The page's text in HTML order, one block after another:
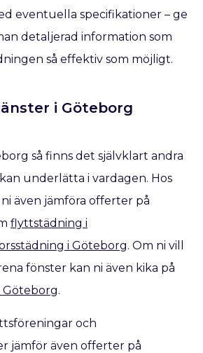
eventuella specifikationer – ge
detaljerad information som
så effektiv som möjligt.
i Göteborg
så finns det självklart andra
underlätta i vardagen. Hos
även jämföra offerter på
flyttstädning i
i Göteborg. Om ni vill
fönster kan ni även kika på
.
och
jämför även offerter på